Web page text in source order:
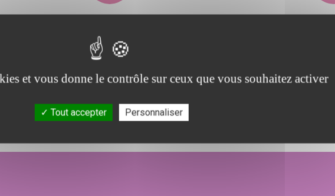
Soucieux de la satisfaction de nos clients, nous
proposons un large choix de prestations qui
combleront toutes vos attentes, besoins et envies
Nous faisons preuve
pour vous conseiller,
un devis gratuit pour
et vous donne le contrôle sur ceux que vous souhaitez activer
Tout accepter Personnaliser